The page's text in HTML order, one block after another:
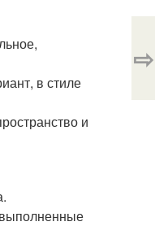
в стиле
и
⇨